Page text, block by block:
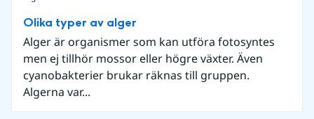
Olika typer av alger
Alger är organismer som kan utföra fotosyntes
men ej tillhör mossor eller högre växter. Även
cyanobakterier brukar räknas till gruppen.
Algerna var...